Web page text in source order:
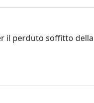
il perduto soffitto della